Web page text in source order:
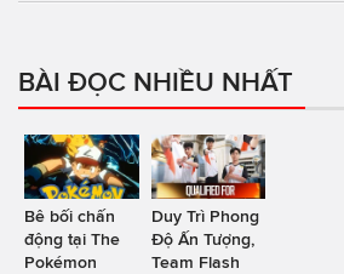
BÀI ĐỌC NHIỀU NHẤT
Bê bối chấn
động tại The
Pokémon
Duy Trì Phong
Độ Ấn Tượng,
Team Flash